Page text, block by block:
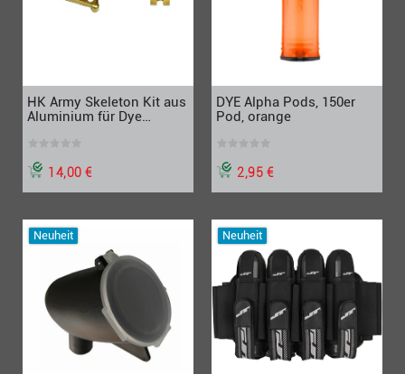
HK Army Skeleton Kit aus
Aluminium für Dye
14,00 €
DYE Alpha Pods, 150er
Pod, orange
2,95 €
Neuheit Neuheit